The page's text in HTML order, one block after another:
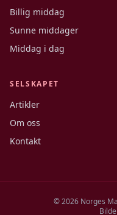
Billig middag
Sunne middager
Middag i dag
SELSKAPET
Artikler
Om oss
Kontakt
©2026Norges